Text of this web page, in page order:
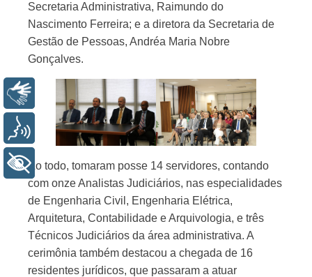
Secretaria Administrativa, Raimundo do
Nascimento Ferreira; e a diretora da Secretaria de
Gestão de Pessoas, Andréa Maria Nobre
Gonçalves.
Ao todo, tomaram posse 14 servidores, contando
com onze Analistas Judiciários, nas especialidades
de Engenharia Civil, Engenharia Elétrica,
Arquitetura, Contabilidade e Arquivologia, e três
Técnicos Judiciários da área administrativa. A
cerimônia também destacou a chegada de 16
residentes jurídicos, que passaram a atuar
Libras
Voz
+ Acessibilidade